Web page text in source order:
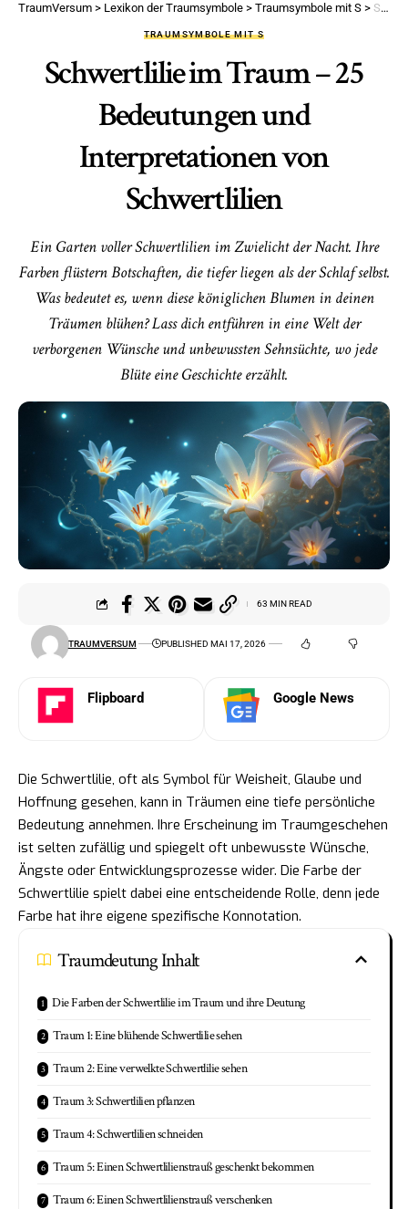
TraumVersum > Lexikon der Traumsymbole > Traumsymbole mit S > Schwertlilie im Traum – 25 Bedeutungen und Interpretationen von Schwertlilien
TRAUMSYMBOLE MIT S
Schwertlilie im Traum – 25
Bedeutungen und
Interpretationen von
Schwertlilien
Ein Garten voller Schwertlilien im Zwielicht der Nacht. Ihre
Farben flüstern Botschaften, die tiefer liegen als der Schlaf selbst.
Was bedeutet es, wenn diese königlichen Blumen in deinen
Träumen blühen? Lass dich entführen in eine Welt der
verborgenen Wünsche und unbewussten Sehnsüchte, wo jede
Blüte eine Geschichte erzählt.
TRAUMVERSUM PUBLISHED MAI 17, 2026
63 MIN READ
Flipboard Google News
Die Schwertlilie, oft als Symbol für Weisheit, Glaube und
Hoffnung gesehen, kann in Träumen eine tiefe persönliche
Bedeutung annehmen. Ihre Erscheinung im Traumgeschehen
ist selten zufällig und spiegelt oft unbewusste Wünsche,
Ängste oder Entwicklungsprozesse wider. Die Farbe der
Schwertlilie spielt dabei eine entscheidende Rolle, denn jede
Farbe hat ihre eigene spezifische Konnotation.
Traumdeutung Inhalt
Die Farben der Schwertlilie im Traum und ihre Deutung
Traum 1: Eine blühende Schwertlilie sehen
Traum 2: Eine verwelkte Schwertlilie sehen
Traum 3: Schwertlilien pflanzen
Traum 4: Schwertlilien schneiden
Traum 5: Einen Schwertlilienstrauß geschenkt bekommen
Traum 6: Einen Schwertlilienstrauß verschenken